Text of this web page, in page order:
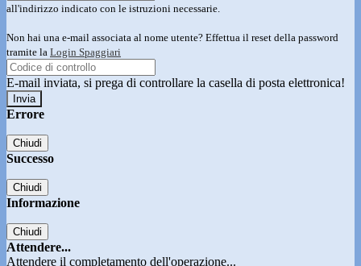
all'indirizzo indicato con le istruzioni necessarie.
Non hai una e-mail associata al nome utente? Effettua il reset della password
tramite la Login Spaggiari
E-mail inviata, si prega di controllare la casella di posta elettronica!
Errore
Chiudi
Successo
Chiudi
Informazione
Chiudi
Attendere...
Attendere il completamento dell'operazione...